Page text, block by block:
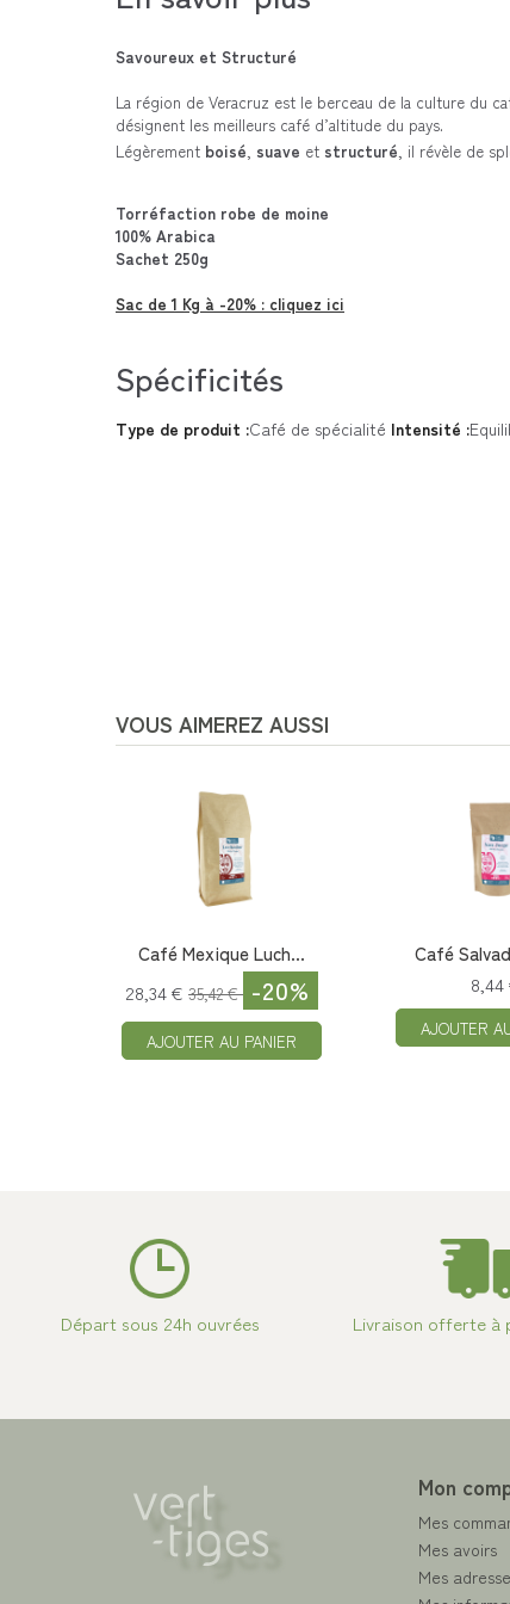
Savoureux et Structuré
La région de Veracruz est le berceau de la culture du
désignent les meilleurs café d’altitude du pays.
Légèrement boisé, suave et structuré, il révèle de
Torréfaction robe de moine
100% Arabica
Sachet 250g
Sac de 1 Kg à -20% : cliquez ici
Spécificités
Type de produit :Café de spécialité Intensité :
VOUS AIMEREZ AUSSI
Café Mexique Luch...
28,34 € 35,42 € -20%
AJOUTER AU PANIER
Café
8,44
AJOUTER
Départ sous 24h ouvrées Livraison offerte à
Mon
Mes
Mes avoirs
Mes